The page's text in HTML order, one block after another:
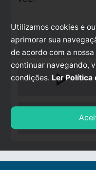
play_arrow
Utilizamos cookies e
aprimorar sua
de acordo com a
continuar navegando,
condições. Ler Política